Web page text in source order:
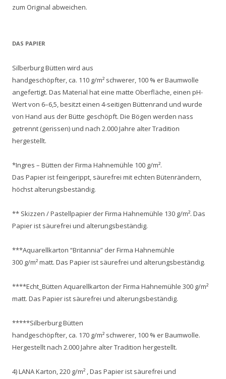
zum Original abweichen.
DAS PAPIER
Silberburg Bütten wird aus
handgeschöpfter, ca. 110 g/m² schwerer, 100 % er Baumwolle
angefertigt. Das Material hat eine matte Oberfläche, einen pH-
Wert von 6–6,5, besitzt einen 4-seitigen Büttenrand und wurde
von Hand aus der Bütte geschöpft. Die Bögen werden nass
getrennt (gerissen) und nach 2.000 Jahre alter Tradition
hergestellt.
*Ingres – Bütten der Firma Hahnemühle 100 g/m².
Das Papier ist feingerippt, säurefrei mit echten Bütenrändern,
höchst alterungsbeständig.
** Skizzen / Pastellpapier der Firma Hahnemühle 130 g/m². Das
Papier ist säurefrei und alterungsbeständig.
***Aquarellkarton “Britannia” der Firma Hahnemühle
300 g/m² matt. Das Papier ist säurefrei und alterungsbeständig.
****Echt_Bütten Aquarellkarton der Firma Hahnemühle 300 g/m²
matt. Das Papier ist säurefrei und alterungsbeständig.
*****Silberburg Bütten
handgeschöpfter, ca. 170 g/m² schwerer, 100 % er Baumwolle.
Hergestellt nach 2.000 Jahre alter Tradition hergestellt.
4) LANA Karton, 220 g/m² , Das Papier ist säurefrei und